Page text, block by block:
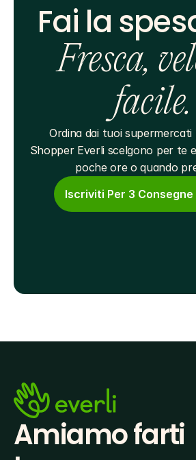
Fai la
Fresca,
facile.
Ordina dai tuoi supermercati
Shopper Everli scelgono per te
poche ore o quando
Iscriviti Per 3
Amiamo farti